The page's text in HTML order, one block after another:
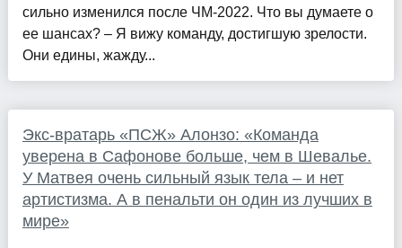
сильно изменился после ЧМ-2022. Что вы думаете о
ее шансах? – Я вижу команду, достигшую зрелости.
Они едины, жажду...
Экс-вратарь «ПСЖ» Алонзо: «Команда
уверена в Сафонове больше, чем в Шевалье.
У Матвея очень сильный язык тела – и нет
артистизма. А в пенальти он один из лучших в
мире»